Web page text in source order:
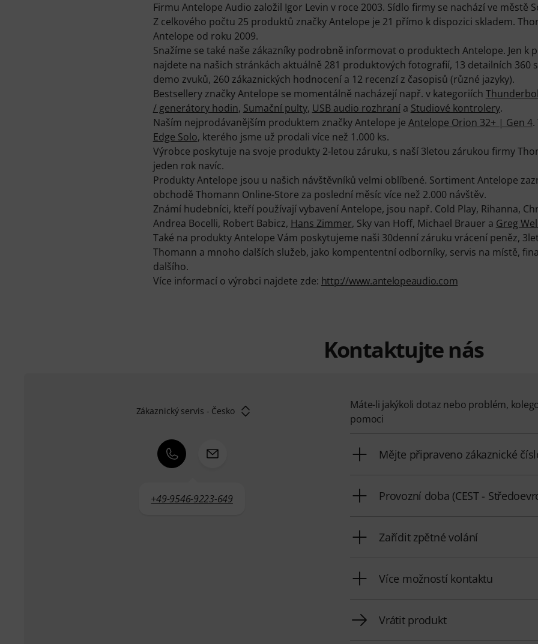
Firmu Antelope Audio založil Igor Levin v roce 2003. Sídlo firmy se nachází ve městě
Z celkového počtu 25 produktů značky Antelope je 21 přímo k dispozici skladem.
Antelope od roku 2009.
Snažíme se také naše zákazníky podrobně informovat o produktech Antelope. Jen k
najdete na našich stránkách aktuálně 281 produktových fotografií, 13 detailních 360
demo zvuků, 260 zákaznických hodnocení a 12 recenzí z časopisů (různé jazyky).
Bestsellery značky Antelope se momentálně nacházejí např. v kategoriích
/ generátory hodin, Sumační pulty, USB audio rozhranía Studiové kontrolery.
Naším nejprodávanějším produktem značky Antelope je Antelope Orion 32+ | Gen 4.
Edge Solo, kterého jsme už prodali více než 1.000 ks.
Výrobce poskytuje na svoje produkty 2-letou záruku, s naší 3letou zárukou firmy
jeden rok navíc.
Produkty Antelope jsou u našich návštěvníků velmi oblíbené. Sortiment Antelope
obchodě Thomann Online-Store za poslední měsíc více než 2.000 návštěv.
Známí hudebníci, kteří používají vybavení Antelope, jsou např. Cold Play, Rihanna,
Andrea Bocelli, Robert Babicz, Hans Zimmer, Sky van Hoff, Michael Brauer a Greg
Také na produkty Antelope Vám poskytujeme naši 30denní záruku vrácení peněz,
Thomann a mnoho dalších služeb, jako kompententní odborníky, servis na místě,
dalšího.
Více informací o výrobci najdete zde: http://www.antelopeaudio.com
Kontaktujte nás
Zákaznický servis - Česko
+49-9546-9223-649
Máte-li jakýkoli dotaz nebo problém,
pomoci
Mějte připraveno zákaznické
Provozní doba (CEST -
Zařídit zpětné volání
Více možností kontaktu
Vrátit produkt